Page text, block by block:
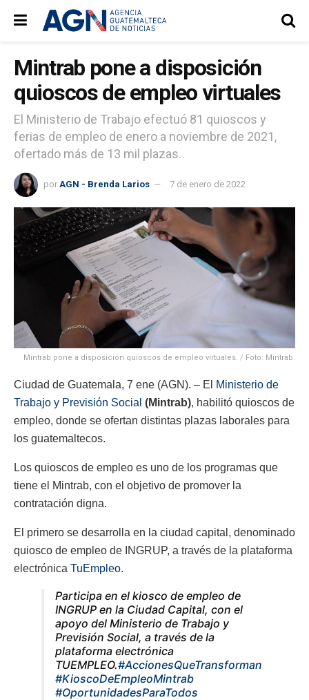
Mintrab pone a disposición
quioscos de empleo virtuales
El Ministerio de Trabajo efectuó 81 quioscos y
ferias de empleo de enero a noviembre de 2021,
ofertado más de 13 mil plazas.
por AGN - Brenda Larios 7 de enero de 2022
Mintrab pone a disposición quioscos de empleo virtuales. / Foto: Mintrab.
Ciudad de Guatemala, 7 ene (AGN). – El
Ministerio de
Trabajo y Previsión Social (Mintrab), habilitó quioscos de
empleo, donde se ofertan distintas plazas laborales para
los guatemaltecos.
Los quioscos de empleo es uno de los programas que
tiene el Mintrab, con el objetivo de promover la
contratación digna.
El primero se desarrolla en la ciudad capital, denominado
quiosco de empleo de INGRUP, a través de la plataforma
electrónica TuEmpleo.
Participa en el kiosco de empleo de
INGRUP en la Ciudad Capital, con el
apoyo del Ministerio de Trabajo y
Previsión Social, a través de la
plataforma electrónica
TUEMPLEO.#AccionesQueTransforman
#KioscoDeEmpleoMintrab
#OportunidadesParaTodos